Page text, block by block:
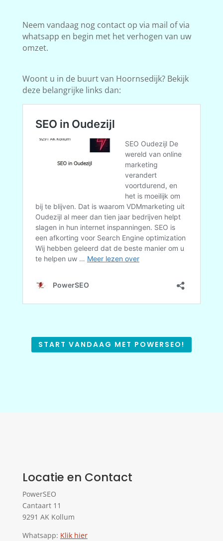
Neem vandaag nog contact op via mail of via
whatsapp en begin met het verhogen van uw
omzet.
Woont u in de buurt van Hoornsedijk? Bekijk
deze belangrijke links dan:
START VANDAAG MET POWERSEO!
Locatie en Contact
PowerSEO
Cantaart 11
9291 AK Kollum
Whatsapp: Klik hier